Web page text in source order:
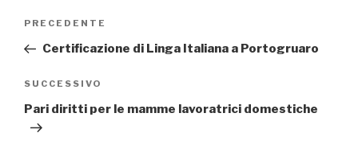
Navigazione
Articolo
precedente:
PRECEDENTE
Certificazione di Linga Italiana a Portogruaro
Articolo
successivo
SUCCESSIVO
Pari diritti per le mamme lavoratrici domestiche